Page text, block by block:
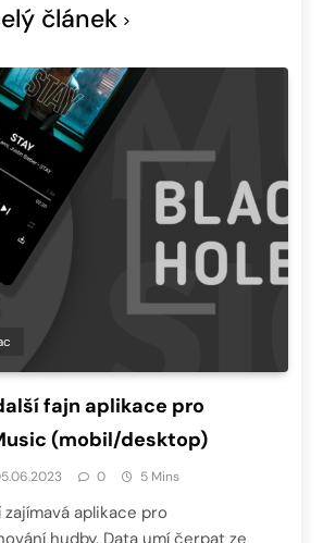
článek
fajn aplikace pro
(mobil/desktop)
0 5 Mins
zajímavá aplikace pro